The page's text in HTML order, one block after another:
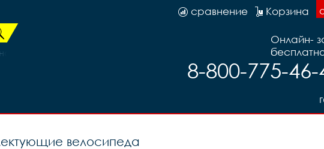
спорт трещетка под накруч.ДИСК, код 98426
Корзина
сравнение
Онлайн-
8-800-775-
велосипеда